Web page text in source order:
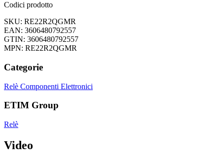
Codici prodotto
SKU: RE22R2QGMR
EAN: 3606480792557
GTIN: 3606480792557
MPN: RE22R2QGMR
Categorie
Relè Componenti Elettronici
ETIM Group
Relè
Video